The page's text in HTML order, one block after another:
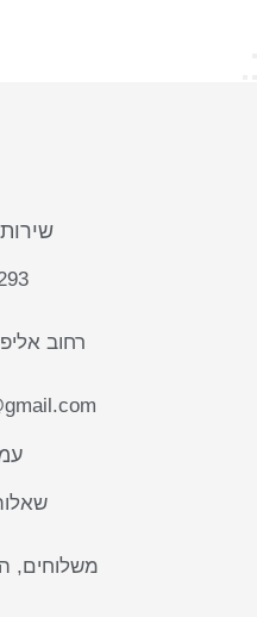
רחוב אליפלט 26,
משלוחים,